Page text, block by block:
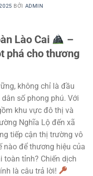
BỞI ADMIN
Lào Cai
–
phá cho thương
không chỉ là đầu
số phong phú. Với
khu vực đô thị và
Nghĩa Lộ đến xã
tiếp cận thị trường vô
nào để thương hiệu của
toàn tỉnh? Chiến dịch
là câu trả lời!